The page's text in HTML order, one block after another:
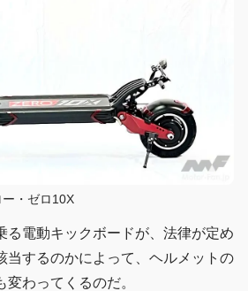
・ゼロ10X
る電動キックボードが、法律が定め
当するのかによって、ヘルメットの
わってくるのだ。